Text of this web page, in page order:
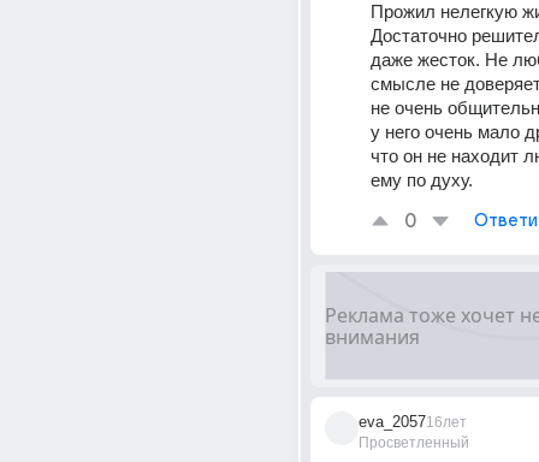
Прожил нелегкую
Достаточно
даже жесток. Не
смысле не
не очень
у него очень мало
что он не находит
ему по духу.
0
eva_2057
Просветленный
16лет